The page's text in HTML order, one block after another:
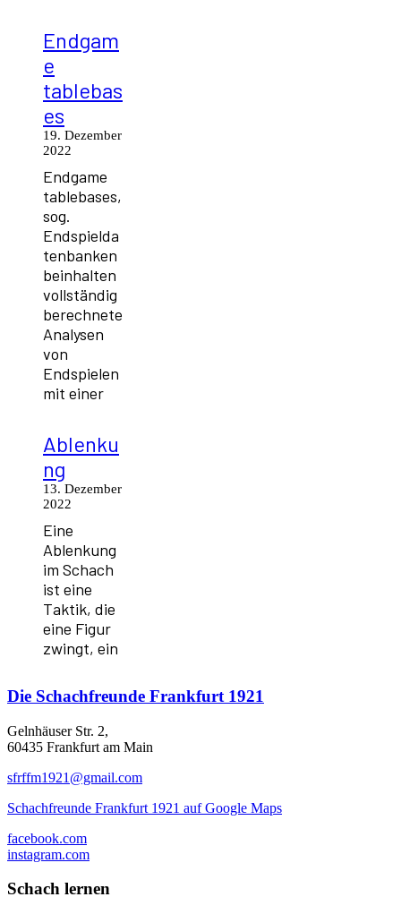
Endgam
e
tablebas
es
19. Dezember
2022
Endgame
tablebases,
sog.
Endspielda
tenbanken
beinhalten
vollständig
berechnete
Analysen
von
Endspielen
mit einer
Ablenku
ng
13. Dezember
2022
Eine
Ablenkung
im Schach
ist eine
Taktik, die
eine Figur
zwingt, ein
Die Schachfreunde Frankfurt 1921
Gelnhäuser Str. 2,
60435 Frankfurt am Main
sfrffm1921@gmail.com
Schachfreunde Frankfurt 1921 auf Google Maps
facebook.com
instagram.com
Schach lernen